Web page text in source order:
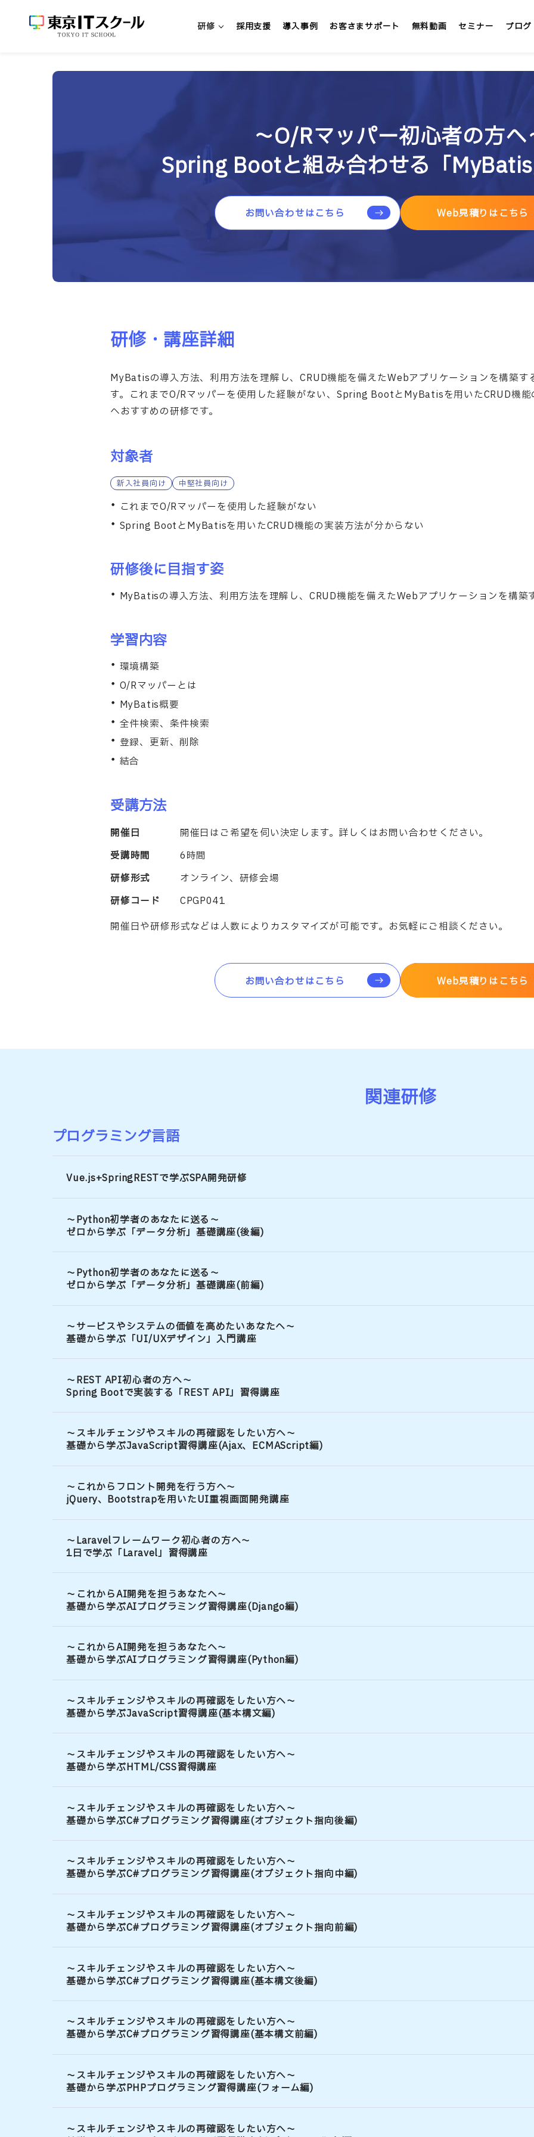
研修
新人エンジニア研修
新入社員向けエンジニア研修
超実践型エンジニア研修「リアプロ」
研修・パッケージを探す
リスキリング研修
社内大学 &IT
インターンシップLMS &IT
カスタマイズ研修
1社専用「オンサイト研修」
採用支援 導入事例 お客さまサポート 無料動画 セミナー ブログ
〜O/Rマッパー初心者の方へ
Spring Bootと組み合わせる「
お問い合わせはこちら Web見積りはこちら
研修・講座詳細
MyBatisの導入方法、利用方法を理解し、CRUD機能を備えたWebアプリケーションを構築す
す。これまでO/Rマッパーを使用した経験がない、Spring BootとMyBatisを用いたCRUD機
へおすすめの研修です。
対象者
新入社員向け 中堅社員向け
これまでO/Rマッパーを使用した経験がない
Spring BootとMyBatisを用いたCRUD機能の実装方法が分からない
研修後に目指す姿
MyBatisの導入方法、利用方法を理解し、CRUD機能を備えたWebアプリケーションを構築
学習内容
環境構築
O/Rマッパーとは
MyBatis概要
全件検索、条件検索
登録、更新、削除
結合
受講方法
開催日
開催日はご希望を伺い決定します。詳しくはお問い合わせください。
受講時間
6時間
研修形式
オンライン、研修会場
研修コード
CPGP041
開催日や研修形式などは人数によりカスタマイズが可能です。お気軽にご相談ください。
お問い合わせはこちら Web見積りはこちら
関連研修
プログラミング言語
Vue.js+SpringRESTで学ぶSPA開発研修
～Python初学者のあなたに送る～
ゼロから学ぶ「データ分析」基礎講座(後編)
～Python初学者のあなたに送る～
ゼロから学ぶ「データ分析」基礎講座(前編)
～サービスやシステムの価値を高めたいあなたへ～
基礎から学ぶ「UI/UXデザイン」入門講座
～REST API初心者の方へ～
Spring Bootで実装する「REST API」習得講座
～スキルチェンジやスキルの再確認をしたい方へ～
基礎から学ぶJavaScript習得講座(Ajax、ECMAScript編)
～これからフロント開発を行う方へ～
jQuery、Bootstrapを用いたUI重視画面開発講座
～Laravelフレームワーク初心者の方へ～
1日で学ぶ「Laravel」習得講座
～これからAI開発を担うあなたへ～
基礎から学ぶAIプログラミング習得講座(Django編)
～これからAI開発を担うあなたへ～
基礎から学ぶAIプログラミング習得講座(Python編)
～スキルチェンジやスキルの再確認をしたい方へ～
基礎から学ぶJavaScript習得講座(基本構文編)
～スキルチェンジやスキルの再確認をしたい方へ～
基礎から学ぶHTML/CSS習得講座
～スキルチェンジやスキルの再確認をしたい方へ～
基礎から学ぶC#プログラミング習得講座(オブジェクト指向後編)
～スキルチェンジやスキルの再確認をしたい方へ～
基礎から学ぶC#プログラミング習得講座(オブジェクト指向中編)
～スキルチェンジやスキルの再確認をしたい方へ～
基礎から学ぶC#プログラミング習得講座(オブジェクト指向前編)
～スキルチェンジやスキルの再確認をしたい方へ～
基礎から学ぶC#プログラミング習得講座(基本構文後編)
～スキルチェンジやスキルの再確認をしたい方へ～
基礎から学ぶC#プログラミング習得講座(基本構文前編)
～スキルチェンジやスキルの再確認をしたい方へ～
基礎から学ぶPHPプログラミング習得講座(フォーム編)
～スキルチェンジやスキルの再確認をしたい方へ～